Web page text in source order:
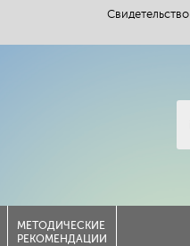
МЕТОДИЧЕСКИЕ
РЕКОМЕНДАЦИИ